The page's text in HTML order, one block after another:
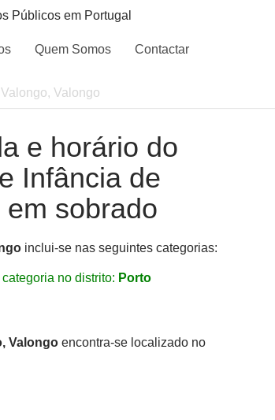
Públicos em Portugal
Quem Somos Contactar
Valongo
e horário do
Infância de
sobrado
inclui-se nas seguintes categorias:
no distrito: Porto
Valongo encontra-se localizado no